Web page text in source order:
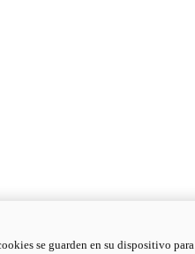
se guarden en su dispositivo para